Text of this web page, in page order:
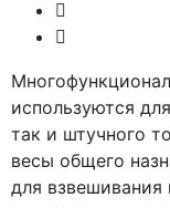
используются
так и штучного
весы общего
для взвешивания